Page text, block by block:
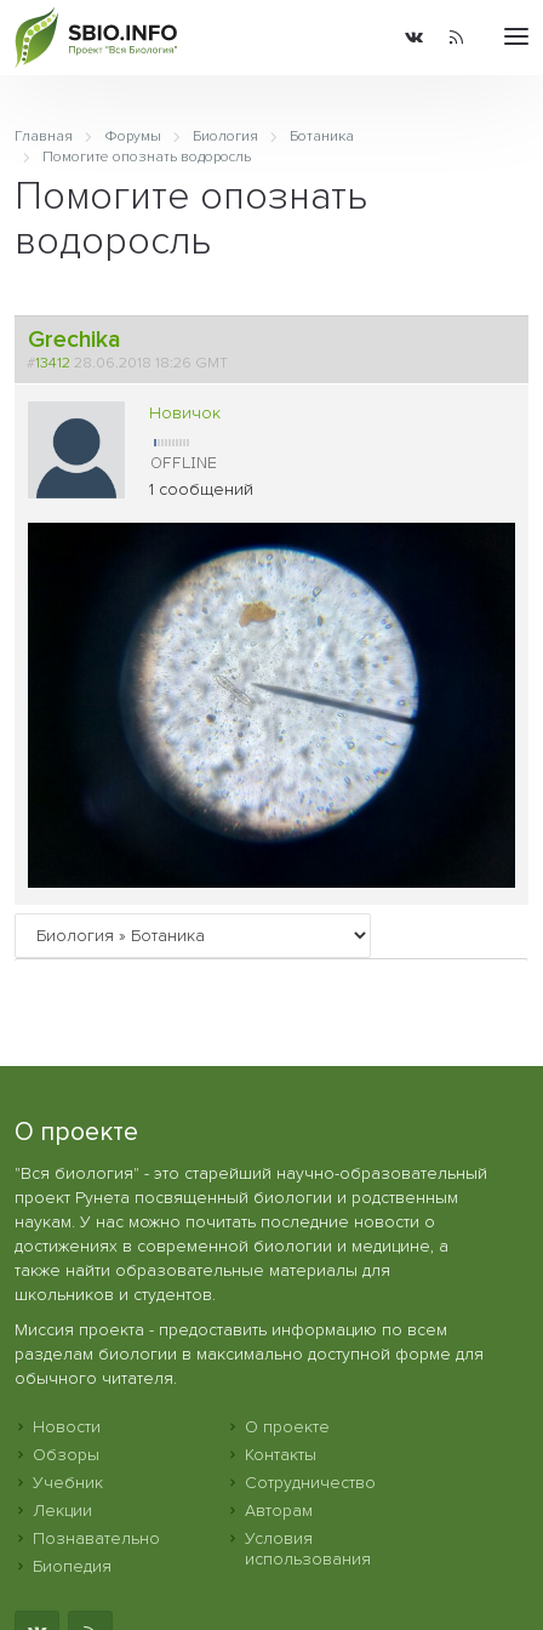
Главная Форумы Биология
Ботаника
Помогите опознать водоросль
Помогите опознать
водоросль
Grechika
#13412 28.06.2018 18:26 GMT
Новичок
1 сообщений
О проекте
"Вся биология" - это старейший научно-образовательный
проект Рунета посвященный биологии и родственным
наукам. У нас можно почитать последние новости о
достижениях в современной биологии и медицине, а
также найти образовательные материалы для
школьников и студентов.
Миссия проекта - предоставить информацию по всем
разделам биологии в максимально доступной форме для
обычного читателя.
Новости
Обзоры
Учебник
Лекции
Познавательно
Биопедия
О проекте
Контакты
Сотрудничество
Авторам
Условия
использования